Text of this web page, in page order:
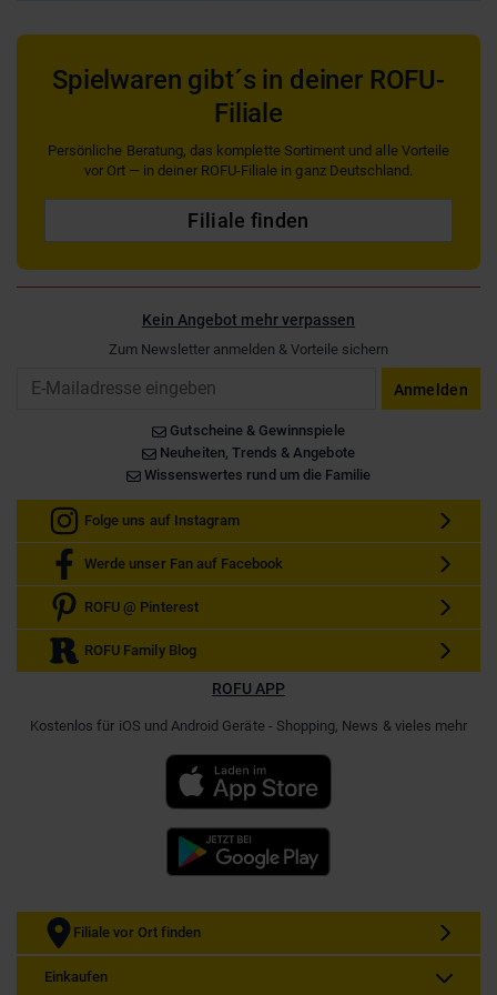
Spielwaren gibt´s in deiner ROFU-
Filiale
Persönliche Beratung, das komplette Sortiment und alle Vorteile
vor Ort — in deiner ROFU-Filiale in ganz Deutschland.
Filiale finden
Kein Angebot mehr verpassen
Zum Newsletter anmelden & Vorteile sichern
Anmelden
Gutscheine & Gewinnspiele
Neuheiten, Trends & Angebote
Wissenswertes rund um die Familie
Folge uns auf Instagram
Werde unser Fan auf Facebook
ROFU @ Pinterest
ROFU Family Blog
ROFU APP
Kostenlos für iOS und Android Geräte - Shopping, News & vieles mehr
Filiale vor Ort finden
Einkaufen